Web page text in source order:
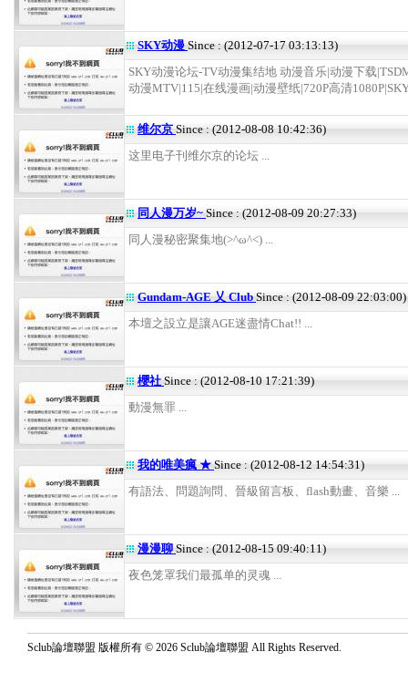
SKY动漫 Since : (2012-07-17 03:13:13)
SKY动漫论坛-TV动漫集结地 动漫音乐|动漫下载
动漫MTV|115|在线漫画|动漫壁纸|720P高清
维尔京 Since : (2012-08-08 10:42:36)
这里电子刊维尔京的论坛 ...
同人漫万岁~ Since : (2012-08-09 20:27:33)
同人漫秘密聚集地(>^ω^<) ...
Gundam-AGE 乂 Club Since : (2012-08-09 22:03:00)
本壇之設立是讓AGE迷盡情Chat!! ...
櫻社Since : (2012-08-10 17:21:39)
動漫無罪 ...
我的唯美瘋 ★ Since : (2012-08-12 14:54:31)
有語法、問題詢問、晉級留言板、flash動畫、音樂 ...
漫漫聊 Since : (2012-08-15 09:40:11)
夜色笼罩我们最孤单的灵魂 ...
Sclub論壇聯盟 版權所有 © 2026 Sclub論壇聯盟 All Rights Reserved.